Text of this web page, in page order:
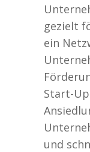
gezielt
ein
Start-
und